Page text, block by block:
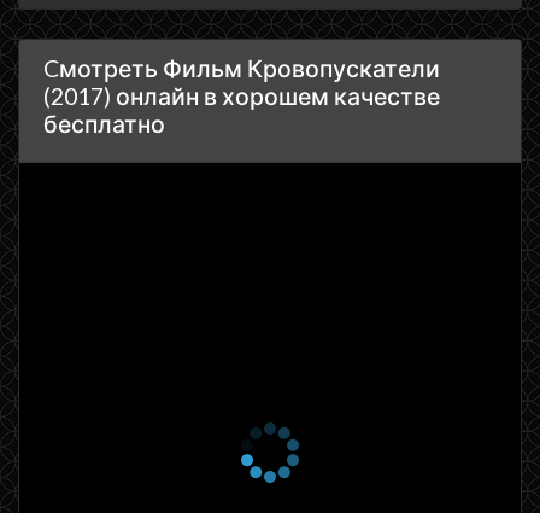
Cмотреть Фильм Кровопускатели
(2017) онлайн в хорошем качестве
бесплатно